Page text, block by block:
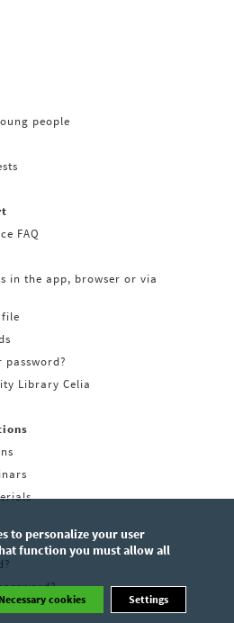
people
FAQ
in the app, browser or via
file
Library Celia
to personalize your user
function you must allow all
cookies Settings